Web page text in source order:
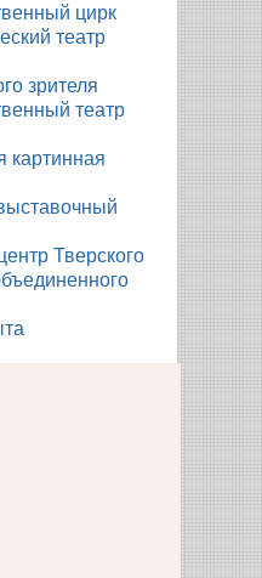
цирк
театр
зрителя
театр
картинная
Тверского